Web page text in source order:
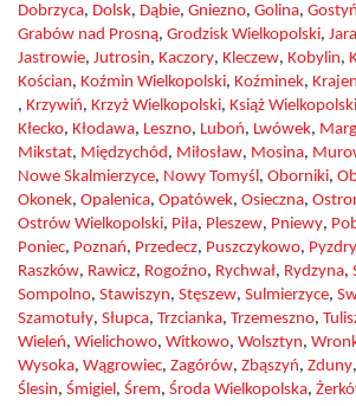
Dobrzyca, Dolsk, Dąbie, Gniezno, Golina, Gostyń
Grabów nad Prosną, Grodzisk Wielkopolski,
Jastrowie, Jutrosin, Kaczory, Kleczew, Kobylin,
Kościan, Koźmin Wielkopolski, Koźminek,
, Krzywiń, Krzyż Wielkopolski, Książ Wielkopolski
Kłecko, Kłodawa, Leszno, Luboń, Lwówek,
Mikstat, Międzychód , Miłosław, Mosina,
Nowe Skalmierzyce, Nowy Tomyśl , Oborniki,
Okonek, Opalenica, Opatówek, Osieczna,
Ostrów Wielkopolski, Piła, Pleszew, Pniewy,
Poniec, Poznań, Przedecz, Puszczykowo, Pyzdry
Raszków, Rawicz, Rogoźno, Rychwał, Rydzyna,
Sompolno, Stawiszyn, Stęszew, Sulmierzyce,
Szamotuły, Słupca, Trzcianka, Trzemeszno,
Wieleń, Wielichowo, Witkowo, Wolsztyn,
Wysoka, Wągrowiec, Zagórów, Zbąszyń, Zduny,
Ślesin, Śmigiel , Śrem, Środa Wielkopolska,